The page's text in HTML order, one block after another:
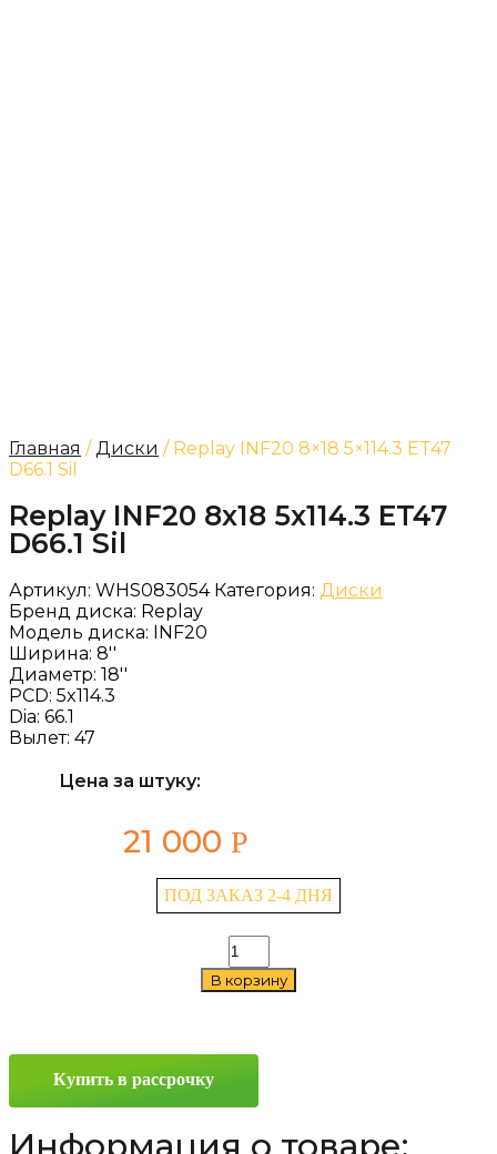
Главная /Диски / Replay INF20 8×18 5×114.3 ET47
D66.1 Sil
Replay INF20 8x18 5x114.3 ET47
D66.1 Sil
Артикул: WHS083054 Категория: Диски
Бренд диска: Replay
Модель диска: INF20
Ширина: 8''
Диаметр: 18''
PCD: 5x114.3
Dia: 66.1
Вылет: 47
Цена за штуку:
21 000 Р
ПОД ЗАКАЗ 2-4 ДНЯ
Количество
товара
Replay
ET47
Sil
В корзину
Купить в рассрочку
Информация о товаре: